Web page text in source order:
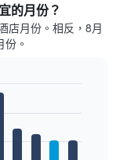
的月份？
店月份。​相反，8月
。